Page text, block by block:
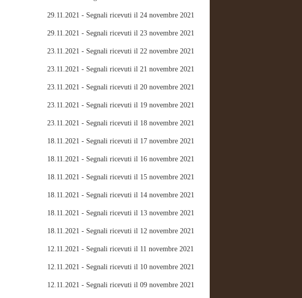
29.11.2021 - Segnali ricevuti il 24 novembre 2021
29.11.2021 - Segnali ricevuti il 23 novembre 2021
23.11.2021 - Segnali ricevuti il 22 novembre 2021
23.11.2021 - Segnali ricevuti il 21 novembre 2021
23.11.2021 - Segnali ricevuti il 20 novembre 2021
23.11.2021 - Segnali ricevuti il 19 novembre 2021
23.11.2021 - Segnali ricevuti il 18 novembre 2021
18.11.2021 - Segnali ricevuti il 17 novembre 2021
18.11.2021 - Segnali ricevuti il 16 novembre 2021
18.11.2021 - Segnali ricevuti il 15 novembre 2021
18.11.2021 - Segnali ricevuti il 14 novembre 2021
18.11.2021 - Segnali ricevuti il 13 novembre 2021
18.11.2021 - Segnali ricevuti il 12 novembre 2021
12.11.2021 - Segnali ricevuti il 11 novembre 2021
12.11.2021 - Segnali ricevuti il 10 novembre 2021
12.11.2021 - Segnali ricevuti il 09 novembre 2021